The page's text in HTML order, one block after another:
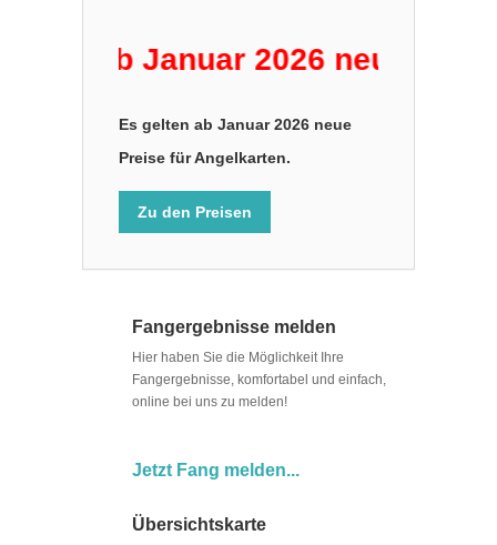
ab Januar 2026 neue Preise
Es gelten ab Januar 2026 neue
Preise für Angelkarten.
Zu den Preisen
Fangergebnisse melden
Hier haben Sie die Möglichkeit Ihre
Fangergebnisse, komfortabel und einfach,
online bei uns zu melden!
Jetzt Fang melden...
Übersichtskarte